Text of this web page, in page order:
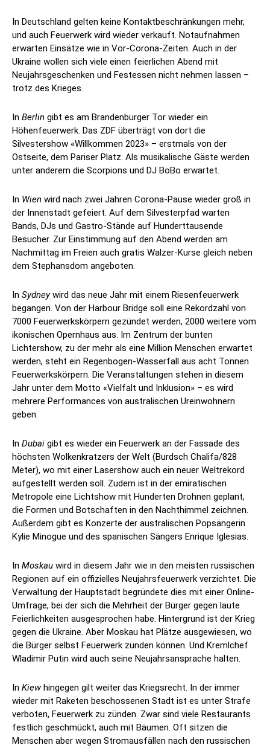
In Deutschland gelten keine Kontaktbeschränkungen mehr,
und auch Feuerwerk wird wieder verkauft. Notaufnahmen
erwarten Einsätze wie in Vor-Corona-Zeiten. Auch in der
Ukraine wollen sich viele einen feierlichen Abend mit
Neujahrsgeschenken und Festessen nicht nehmen lassen –
trotz des Krieges.
In Berlin gibt es am Brandenburger Tor wieder ein
Höhenfeuerwerk. Das ZDF überträgt von dort die
Silvestershow «Willkommen 2023» – erstmals von der
Ostseite, dem Pariser Platz. Als musikalische Gäste werden
unter anderem die Scorpions und DJ BoBo erwartet.
In Wien wird nach zwei Jahren Corona-Pause wieder groß in
der Innenstadt gefeiert. Auf dem Silvesterpfad warten
Bands, DJs und Gastro-Stände auf Hunderttausende
Besucher. Zur Einstimmung auf den Abend werden am
Nachmittag im Freien auch gratis Walzer-Kurse gleich neben
dem Stephansdom angeboten.
In Sydneywird das neue Jahr mit einem Riesenfeuerwerk
begangen. Von der Harbour Bridge soll eine Rekordzahl von
7000 Feuerwerkskörpern gezündet werden, 2000 weitere vom
ikonischen Opernhaus aus. Im Zentrum der bunten
Lichtershow, zu der mehr als eine Million Menschen erwartet
werden, steht ein Regenbogen-Wasserfall aus acht Tonnen
Feuerwerkskörpern. Die Veranstaltungen stehen in diesem
Jahr unter dem Motto «Vielfalt und Inklusion» – es wird
mehrere Performances von australischen Ureinwohnern
geben.
In Dubai gibt es wieder ein Feuerwerk an der Fassade des
höchsten Wolkenkratzers der Welt (Burdsch Chalifa/828
Meter), wo mit einer Lasershow auch ein neuer Weltrekord
aufgestellt werden soll. Zudem ist in der emiratischen
Metropole eine Lichtshow mit Hunderten Drohnen geplant,
die Formen und Botschaften in den Nachthimmel zeichnen.
Außerdem gibt es Konzerte der australischen Popsängerin
Kylie Minogue und des spanischen Sängers Enrique Iglesias.
In Moskau wird in diesem Jahr wie in den meisten russischen
Regionen auf ein offizielles Neujahrsfeuerwerk verzichtet. Die
Verwaltung der Hauptstadt begründete dies mit einer Online-
Umfrage, bei der sich die Mehrheit der Bürger gegen laute
Feierlichkeiten ausgesprochen habe. Hintergrund ist der Krieg
gegen die Ukraine. Aber Moskau hat Plätze ausgewiesen, wo
die Bürger selbst Feuerwerk zünden können. Und Kremlchef
Wladimir Putin wird auch seine Neujahrsansprache halten.
In Kiew hingegen gilt weiter das Kriegsrecht. In der immer
wieder mit Raketen beschossenen Stadt ist es unter Strafe
verboten, Feuerwerk zu zünden. Zwar sind viele Restaurants
festlich geschmückt, auch mit Bäumen. Oft sitzen die
Menschen aber wegen Stromausfällen nach den russischen